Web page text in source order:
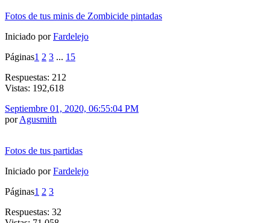
Fotos de tus minis de Zombicide pintadas
Iniciado porFardelejo
Páginas1 2 3 ... 15
Respuestas: 212
Vistas: 192,618
Septiembre 01, 2020, 06:55:04 PM
porAgusmith
Fotos de tus partidas
Iniciado porFardelejo
Páginas1 2 3
Respuestas: 32